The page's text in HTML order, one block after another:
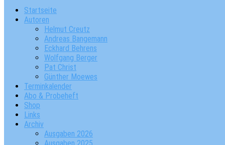
Startseite
Autoren
Helmut Creutz
Andreas Bangemann
Eckhard Behrens
Wolfgang Berger
Pat Christ
Günther Moewes
Terminkalender
Abo & Probeheft
Shop
Links
Archiv
Ausgaben 2026